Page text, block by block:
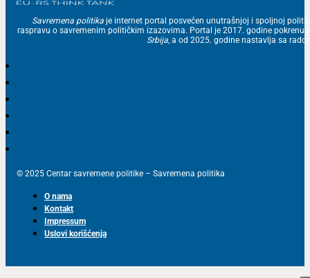
Savremena politika je internet portal posvećen unutrašnjoj i spoljnoj
raspravu o savremenim političkim izazovima. Portal je 2017. godine
Srbija, a od 2025. godine nastavlja sa
© 2025 Centar savremene politike – Savremena politika
O nama
Kontakt
Impressum
Uslovi korišćenja